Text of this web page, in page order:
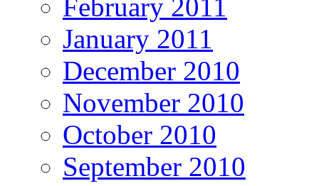
February 2011
January 2011
December 2010
November 2010
October 2010
September 2010